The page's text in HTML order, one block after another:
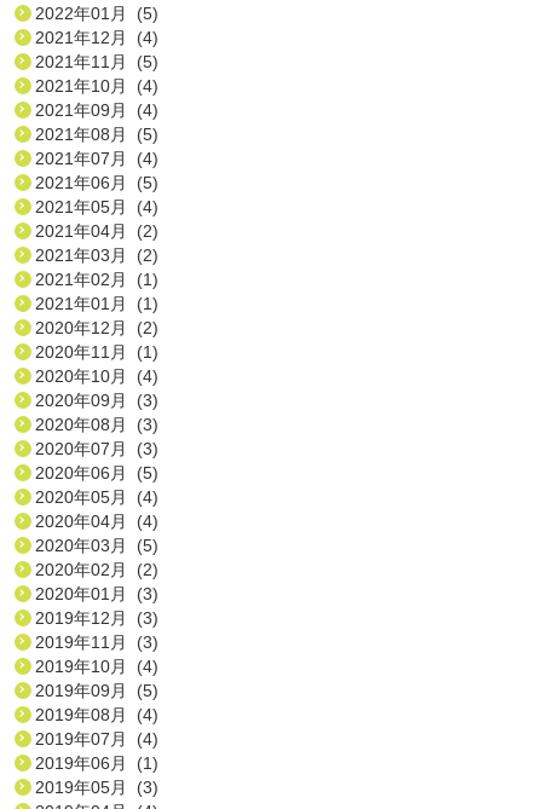
2022年01月 (5)
2021年12月 (4)
2021年11月 (5)
2021年10月 (4)
2021年09月 (4)
2021年08月 (5)
2021年07月 (4)
2021年06月 (5)
2021年05月 (4)
2021年04月 (2)
2021年03月 (2)
2021年02月 (1)
2021年01月 (1)
2020年12月 (2)
2020年11月 (1)
2020年10月 (4)
2020年09月 (3)
2020年08月 (3)
2020年07月 (3)
2020年06月 (5)
2020年05月 (4)
2020年04月 (4)
2020年03月 (5)
2020年02月 (2)
2020年01月 (3)
2019年12月 (3)
2019年11月 (3)
2019年10月 (4)
2019年09月 (5)
2019年08月 (4)
2019年07月 (4)
2019年06月 (1)
2019年05月 (3)